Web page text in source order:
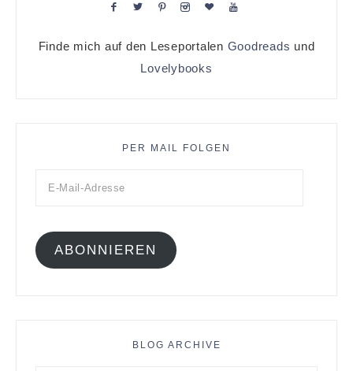
Finde mich auf den Leseportalen Goodreads und
Lovelybooks
PER MAIL FOLGEN
ABONNIEREN
BLOG ARCHIVE